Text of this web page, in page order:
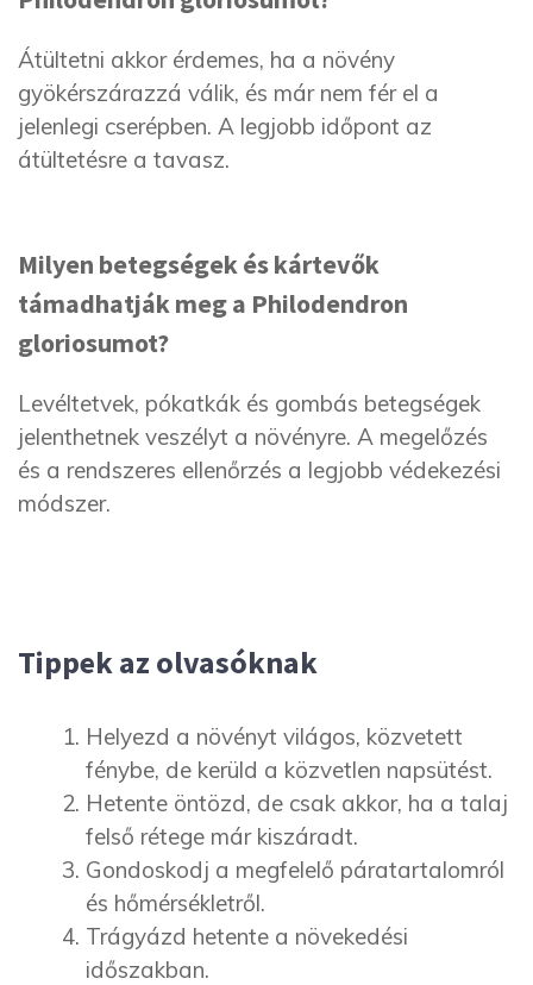
Átültetni akkor érdemes, ha a növény
gyökérszárazzá válik, és már nem fér el a
jelenlegi cserépben. A legjobb időpont az
átültetésre a tavasz.
Milyen betegségek és kártevők
támadhatják meg a Philodendron
gloriosumot?
Levéltetvek, pókatkák és gombás betegségek
jelenthetnek veszélyt a növényre. A megelőzés
és a rendszeres ellenőrzés a legjobb védekezési
módszer.
Tippek az olvasóknak
Helyezd a növényt világos, közvetett
fénybe, de kerüld a közvetlen napsütést.
Hetente öntözd, de csak akkor, ha a talaj
felső rétege már kiszáradt.
Gondoskodj a megfelelő páratartalomról
és hőmérsékletről.
Trágyázd hetente a növekedési
időszakban.